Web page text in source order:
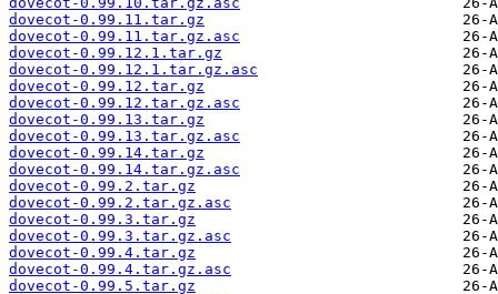
dovecot-0.99.11.tar.gz
dovecot-0.99.11.tar.gz.asc
dovecot-0.99.12.1.tar.gz
dovecot-0.99.12.1.tar.gz.asc
dovecot-0.99.12.tar.gz
dovecot-0.99.12.tar.gz.asc
dovecot-0.99.13.tar.gz
dovecot-0.99.13.tar.gz.asc
dovecot-0.99.14.tar.gz
dovecot-0.99.14.tar.gz.asc
dovecot-0.99.2.tar.gz
dovecot-0.99.2.tar.gz.asc
dovecot-0.99.3.tar.gz
dovecot-0.99.3.tar.gz.asc
dovecot-0.99.4.tar.gz
dovecot-0.99.4.tar.gz.asc
dovecot-0.99.5.tar.gz